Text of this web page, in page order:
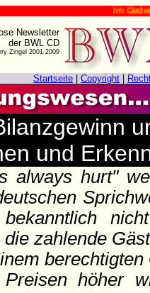
Im Gedenken an
Newsletter
der BWL CD
Zingel 2001-2009
Startseite Copyright
und
always hurt"
die zahlende
Preisen höher